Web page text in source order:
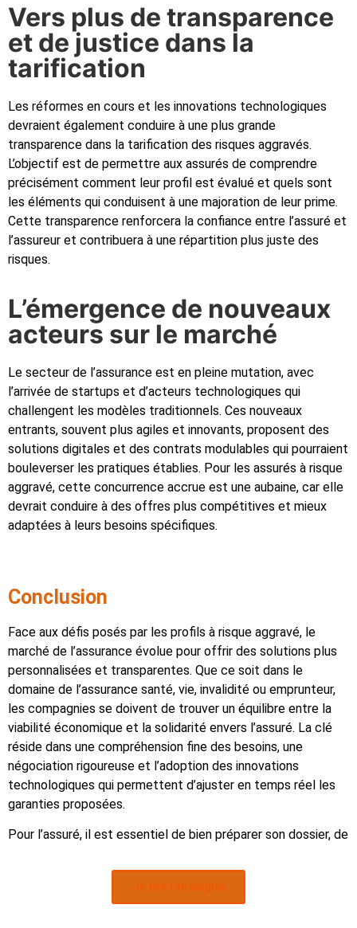
Vers plus de transparence
et de justice dans la
tarification
Les réformes en cours et les innovations technologiques
devraient également conduire à une plus grande
transparence dans la tarification des risques aggravés.
L’objectif est de permettre aux assurés de comprendre
précisément comment leur profil est évalué et quels sont
les éléments qui conduisent à une majoration de leur prime.
Cette transparence renforcera la confiance entre l’assuré et
l’assureur et contribuera à une répartition plus juste des
risques.
L’émergence de nouveaux
acteurs sur le marché
Le secteur de l’assurance est en pleine mutation, avec
l’arrivée de startups et d’acteurs technologiques qui
challengent les modèles traditionnels. Ces nouveaux
entrants, souvent plus agiles et innovants, proposent des
solutions digitales et des contrats modulables qui pourraient
bouleverser les pratiques établies. Pour les assurés à risque
aggravé, cette concurrence accrue est une aubaine, car elle
devrait conduire à des offres plus compétitives et mieux
adaptées à leurs besoins spécifiques.
Conclusion
Face aux défis posés par les profils à risque aggravé, le
marché de l’assurance évolue pour offrir des solutions plus
personnalisées et transparentes. Que ce soit dans le
domaine de l’assurance santé, vie, invalidité ou emprunteur,
les compagnies se doivent de trouver un équilibre entre la
viabilité économique et la solidarité envers l’assuré. La clé
réside dans une compréhension fine des besoins, une
négociation rigoureuse et l’adoption des innovations
technologiques qui permettent d’ajuster en temps réel les
garanties proposées.
Pour l’assuré, il est essentiel de bien préparer son dossier, de
compétents. La collaboration avec des courtiers spécialisés